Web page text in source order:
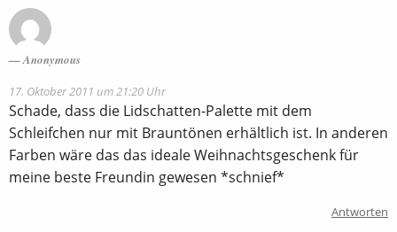
Anonymous
17. Oktober 2011 um 21:20 Uhr
Schade, dass die Lidschatten-Palette mit dem
Schleifchen nur mit Brauntönen erhältlich ist. In anderen
Farben wäre das das ideale Weihnachtsgeschenk für
meine beste Freundin gewesen *schnief*
Antworten